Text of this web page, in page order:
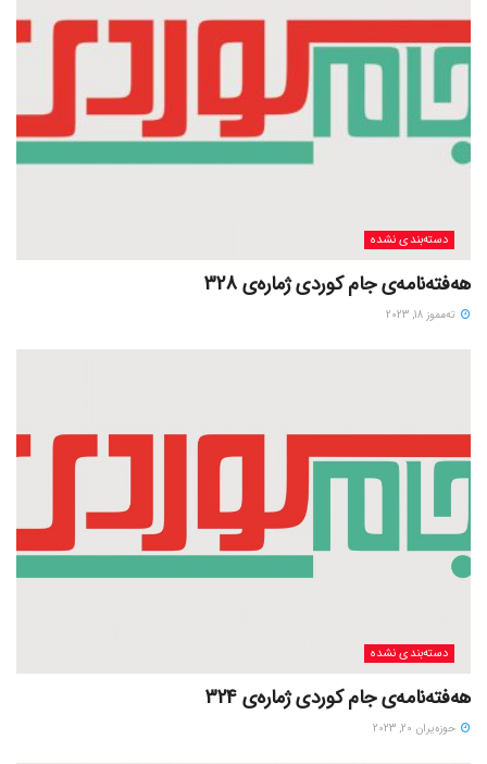
دسته‌بندی نشده
هەفتەنامەی جام کوردی ژمارەی 328
ته‌مموز 18, 2023
دسته‌بندی نشده
هەفتەنامەی جام کوردی ژمارەی 324
حوزه‌یران 20, 2023